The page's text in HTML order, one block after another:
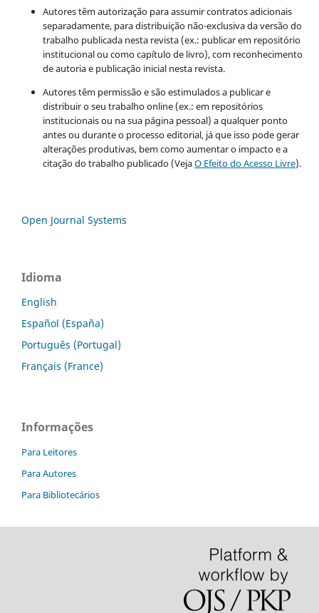
Autores têm autorização para assumir contratos adicionais
separadamente, para distribuição não-exclusiva da versão do
trabalho publicada nesta revista (ex.: publicar em repositório
institucional ou como capítulo de livro), com reconhecimento
de autoria e publicação inicial nesta revista.
Autores têm permissão e são estimulados a publicar e
distribuir o seu trabalho online (ex.: em repositórios
institucionais ou na sua página pessoal) a qualquer ponto
antes ou durante o processo editorial, já que isso pode gerar
alterações produtivas, bem como aumentar o impacto e a
citação do trabalho publicado (VejaO Efeito do Acesso Livre).
Open Journal Systems
Idioma
English
Español (España)
Português (Portugal)
Français (France)
Informações
Para Leitores
Para Autores
Para Bibliotecários